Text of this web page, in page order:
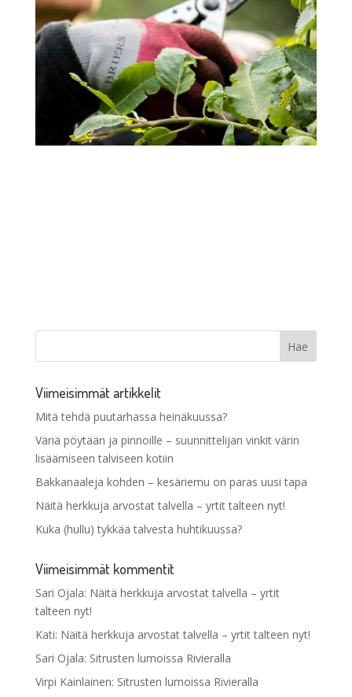
Viimeisimmät artikkelit
Mitä tehdä puutarhassa heinäkuussa?
Väriä pöytään ja pinnoille – suunnittelijan vinkit värin
lisäämiseen talviseen kotiin
Bakkanaaleja kohden – kesäriemu on paras uusi tapa
Näitä herkkuja arvostat talvella – yrtit talteen nyt!
Kuka (hullu) tykkää talvesta huhtikuussa?
Viimeisimmät kommentit
Sari Ojala: Näitä herkkuja arvostat talvella – yrtit
talteen nyt!
Kati: Näitä herkkuja arvostat talvella – yrtit talteen nyt!
Sari Ojala: Sitrusten lumoissa Rivieralla
Virpi Kainlainen: Sitrusten lumoissa Rivieralla